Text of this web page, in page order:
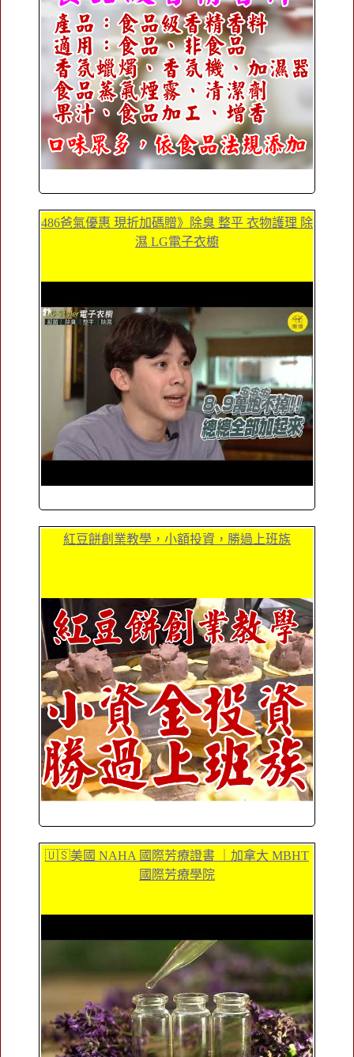
486爸氣優惠 現折加碼贈》除臭 整平 衣物護理 除
濕 LG電子衣櫥
紅豆餅創業教學，小額投資，勝過上班族
🇺🇸美國 NAHA 國際芳療證書 ｜加拿大 MBHT
國際芳療學院